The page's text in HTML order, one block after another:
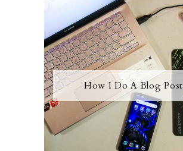
How I Do A Blog Post